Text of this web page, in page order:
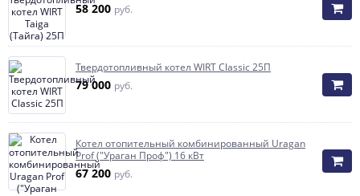
58 200 руб.
Твердотопливный котел WIRT Classic 25П
79 000 руб.
Котел отопительный комбинированный Uragan
Prof ("Ураган Проф") 16 кВт
67 200 руб.